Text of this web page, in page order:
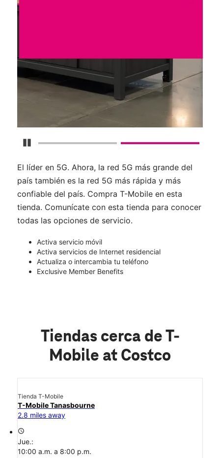
Detener carrusel
El líder en 5G. Ahora, la red 5G más grande del
país también es la red 5G más rápida y más
confiable del país. Compra T-Mobile en esta
tienda. Comunícate con esta tienda para conocer
todas las opciones de servicio.
Activa servicio móvil
Activa servicios de Internet residencial
Actualiza o intercambia tu teléfono
Exclusive Member Benefits
Tiendas cerca de T-
Mobile at Costco
Tienda T-Mobile
T-Mobile Tanasbourne
2.8 miles away
access_time
Jue.:
10:00 a.m. a 8:00 p.m.